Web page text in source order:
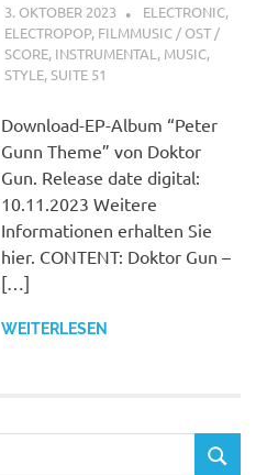
3. OKTOBER 2023 STEFANBRAUN
ELECTRONIC,
ELECTROPOP, FILMMUSIC / OST /
SCORE, INSTRUMENTAL , MUSIC,
STYLE,SUITE 51
Download-EP-Album “Peter
Gunn Theme” von Doktor
Gun. Release date digital:
10.11.2023 Weitere
Informationen erhalten Sie
hier. CONTENT: Doktor Gun –
[…]
WEITERLESEN
SUCHEN